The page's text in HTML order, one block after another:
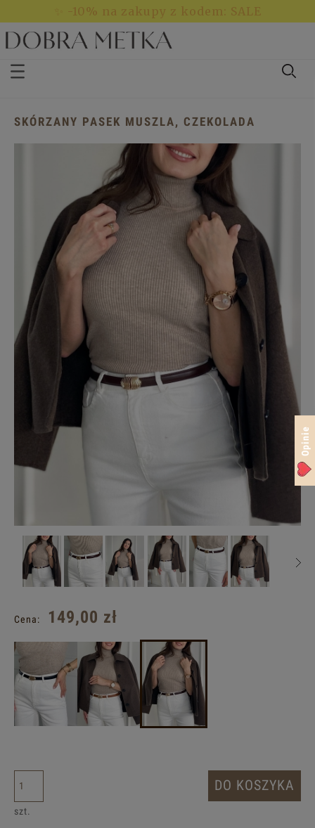
Poczuj komfort, który pokochasz 💛
SKÓRZANY PASEK MUSZLA, CZEKOLADA
Cena: 149,00 zł
szt.
DO KOSZYKA
Opinie